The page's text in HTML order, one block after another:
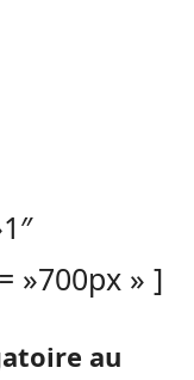
»700px » ]
au